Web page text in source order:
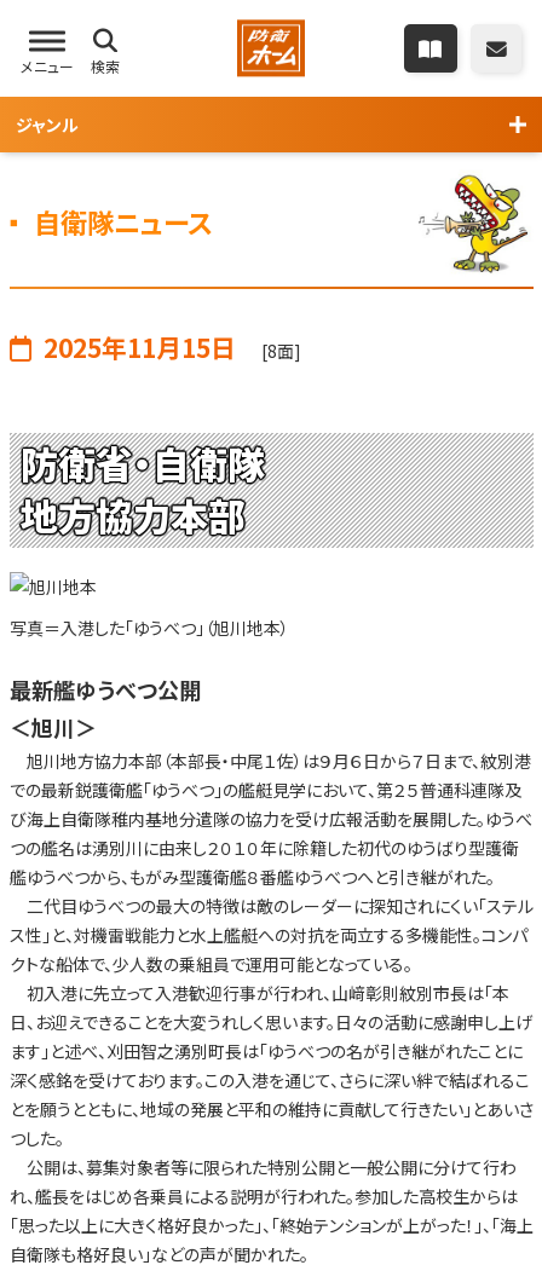
メニュー 検索
ジャンル
自衛隊ニュース
2025年11月15日 [8面]
防衛省・自衛隊
地方協力本部
写真＝入港した「ゆうべつ」（旭川地本）
最新艦ゆうべつ公開
＜旭川＞
旭川地方協力本部（本部長・中尾１佐）は９月６日から７日まで、紋別港
での最新鋭護衛艦「ゆうべつ」の艦艇見学において、第２５普通科連隊及
び海上自衛隊稚内基地分遣隊の協力を受け広報活動を展開した。ゆうべ
つの艦名は湧別川に由来し２０１０年に除籍した初代のゆうばり型護衛
艦ゆうべつから、もがみ型護衛艦８番艦ゆうべつへと引き継がれた。
二代目ゆうべつの最大の特徴は敵のレーダーに探知されにくい「ステル
ス性」と、対機雷戦能力と水上艦艇への対抗を両立する多機能性。コンパ
クトな船体で、少人数の乗組員で運用可能となっている。
初入港に先立って入港歓迎行事が行われ、山﨑彰則紋別市長は「本
日、お迎えできることを大変うれしく思います。日々の活動に感謝申し上げ
ます」と述べ、刈田智之湧別町長は「ゆうべつの名が引き継がれたことに
深く感銘を受けております。この入港を通じて、さらに深い絆で結ばれるこ
とを願うとともに、地域の発展と平和の維持に貢献して行きたい」とあいさ
つした。
公開は、募集対象者等に限られた特別公開と一般公開に分けて行わ
れ、艦長をはじめ各乗員による説明が行われた。参加した高校生からは
「思った以上に大きく格好良かった」、「終始テンションが上がった！」、「海上
自衛隊も格好良い」などの声が聞かれた。